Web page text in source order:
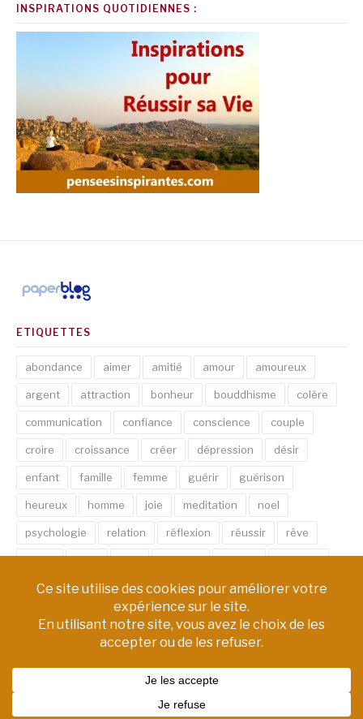
INSPIRATIONS QUOTIDIENNES :
ETIQUETTES
abondance aimer amitié amour amoureux
argent attraction bonheur bouddhisme colère
communication confiance conscience couple
croire croissance créer dépression désir
enfant famille femme guérir guérison
heureux homme joie meditation noel
psychologie relation réflexion réussir rêve
santé sexe soin spirituel succès thérapie
vie âme émotion énergie équilibre
Thème Fashify parFRT